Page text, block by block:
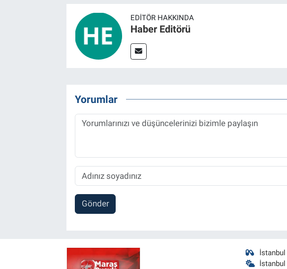
EDITÖR HAKKINDA
Haber Editörü
Yorumlar
Gönder